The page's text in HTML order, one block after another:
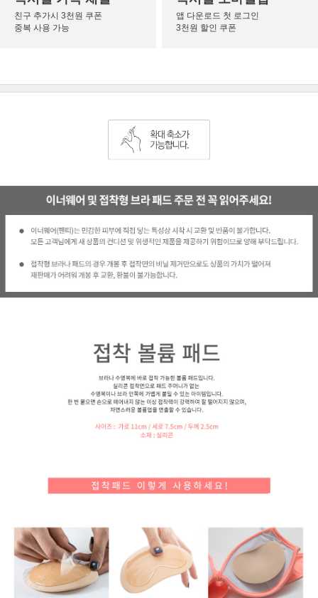
친구 추가시 3천원 쿠폰
중복 사용 가능
앱 다운로드 첫 로그인
3천원 할인 쿠폰